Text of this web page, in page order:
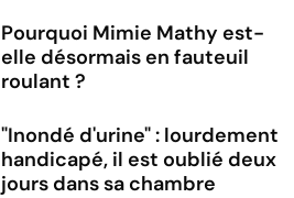
Pourquoi Mimie Mathy est-
elle désormais en fauteuil
roulant ?
"Inondé d'urine" : lourdement
handicapé, il est oublié deux
jours dans sa chambre